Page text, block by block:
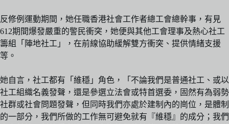
反修例運動期間，她任職香港社會工作者總工會總幹事，有見
612期間爆發嚴重的警民衝突，她便與其他工會理事及熱心社工
籌組「陣地社工」，在前線協助緩解雙方衝突、提供情緒支援
等。
她自言，社工都有「維穩」角色，「不論我們是普通社工、或以
社工組織名義發聲，還是參選立法會或特首選委，固然有為弱勢
社群或社會問題發聲，但同時我們亦處於建制內的崗位，是體制
的一部分，我們所做的工作無可避免就有『維穩』的成分；我們